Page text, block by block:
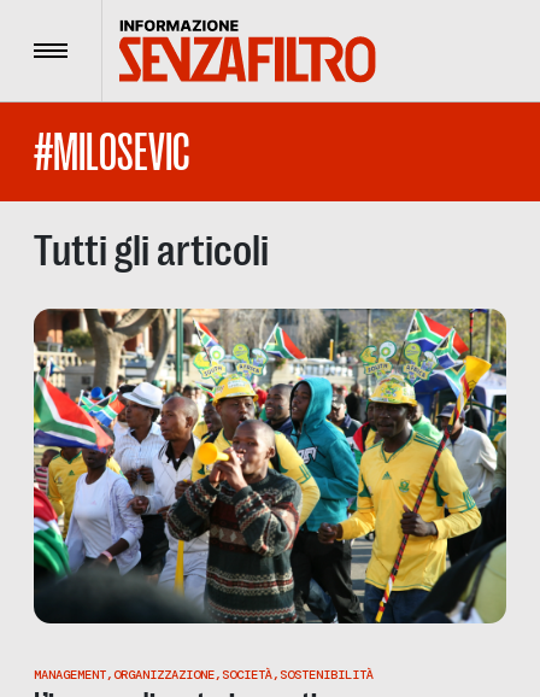
Menu
#MILOSEVIC
Tutti gli articoli
MANAGEMENT,ORGANIZZAZIONE, SOCIETÀ, SOSTENIBILITÀ